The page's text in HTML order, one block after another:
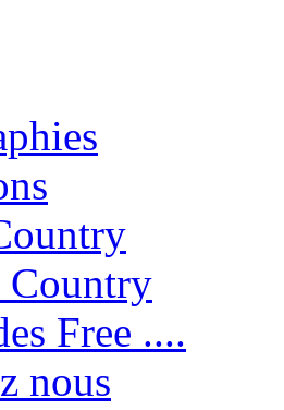
Country
Free ....
nous